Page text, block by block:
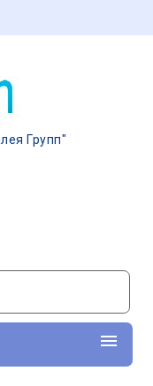
Групп"